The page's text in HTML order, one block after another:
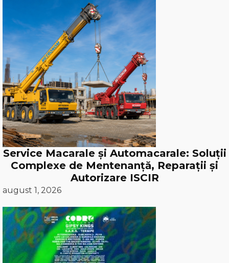
Service Macarale și Automacarale: Soluții
Complexe de Mentenanță, Reparații și
Autorizare ISCIR
august 1, 2026